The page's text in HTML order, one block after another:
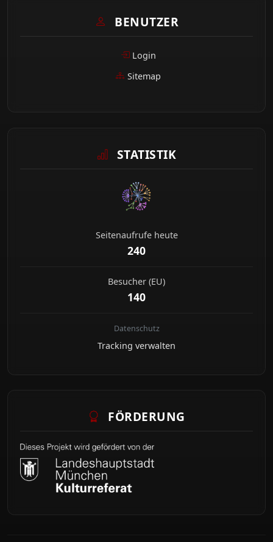
BENUTZER
Login
Sitemap
STATISTIK
Seitenaufrufe heute
240
Besucher (EU)
140
Datenschutz
Tracking verwalten
FÖRDERUNG